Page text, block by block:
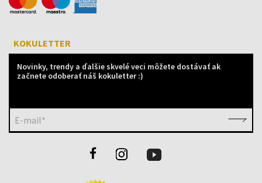
KOKULETTER
Novinky, trendy a ďalšie skvelé veci môžete dostávať ak
začnete odoberať náš kokuletter :)
E-mail*